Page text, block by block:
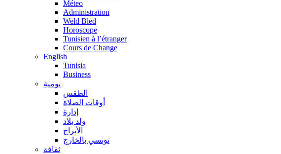
Méteo
Administration
Weld Bled
Horoscope
Tunisien à l’étranger
Cours de Change
English
Tunisia
Business
يومية
الطقس
أوقات الصلاة
إدارة
ولد بلاد
الأبراج
تونسي بالخارج
ثقافة